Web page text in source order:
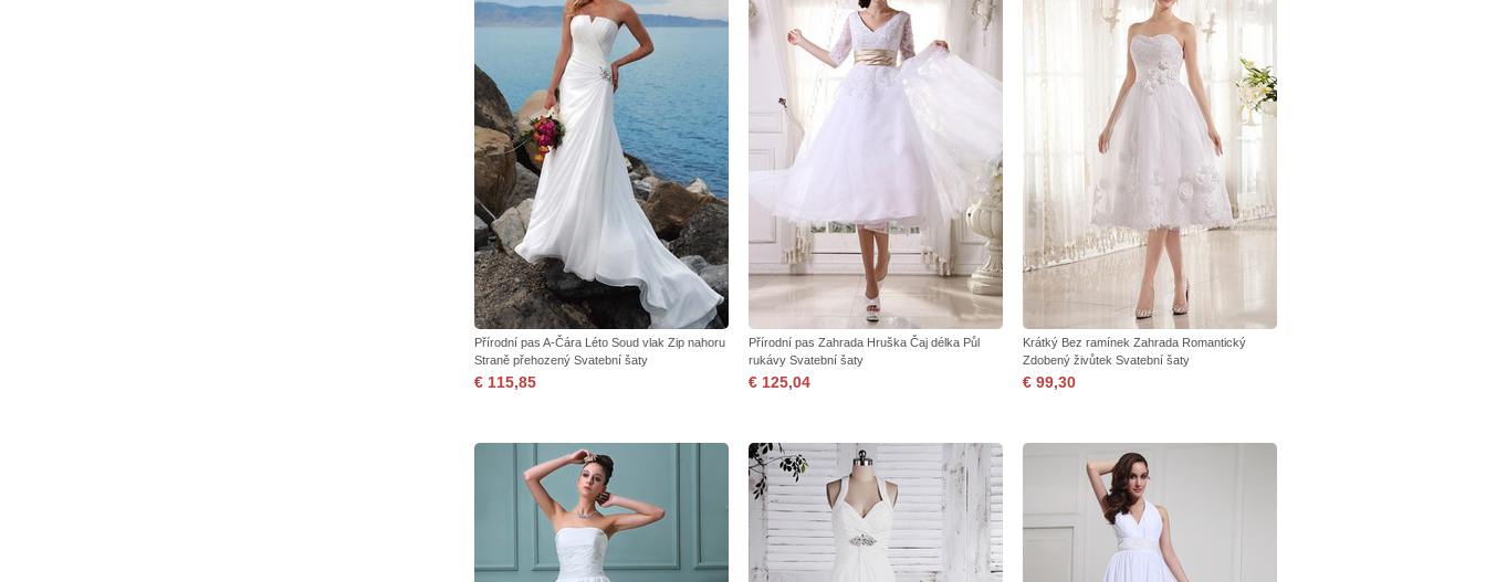
Přírodní pas A-Čára Léto Soud vlak Zip nahoru
Straně přehozený Svatební šaty
€ 115,85
Přírodní pas Zahrada Hruška Čaj délka Půl
rukávy Svatební šaty
€ 125,04
Krátký Bez ramínek Zahrada Romantický
Zdobený živůtek Svatební šaty
€ 99,30